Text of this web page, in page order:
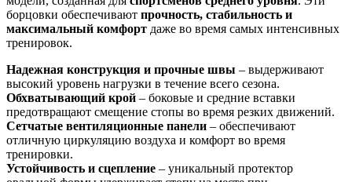
борцовки обеспечивают прочность, стабильность и
максимальный комфорт даже во время самых интенсивных
тренировок.
Надежная конструкция и прочные швы – выдерживают
высокий уровень нагрузки в течение всего сезона.
Обхватывающий крой – боковые и средние вставки
предотвращают смещение стопы во время резких движений.
Сетчатые вентиляционные панели – обеспечивают
отличную циркуляцию воздуха и комфорт во время
тренировки.
Устойчивость и сцепление – уникальный протектор